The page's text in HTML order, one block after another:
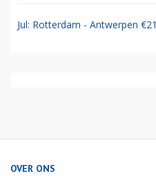
Jul: Rotterdam - Antwerpen €21
OVER ONS